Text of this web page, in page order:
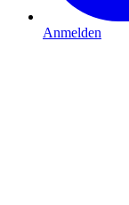
Anmelden